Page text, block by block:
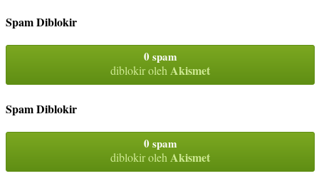
Spam Diblokir
0 spam
diblokir olehAkismet
Spam Diblokir
0 spam
diblokir oleh Akismet